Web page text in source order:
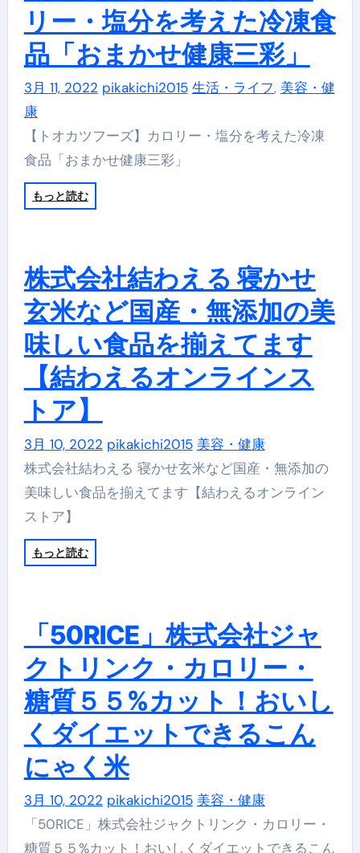
リー・塩分を考えた冷凍食
品「おまかせ健康三彩」
3月 11, 2022 pikakichi2015 生活・ライフ, 美容・健
康
【トオカツフーズ】カロリー・塩分を考えた冷凍
食品「おまかせ健康三彩」
もっと読む
株式会社結わえる 寝かせ
玄米など国産・無添加の美
味しい食品を揃えてます
【結わえるオンラインス
トア】
3月 10, 2022 pikakichi2015 美容・健康
株式会社結わえる 寝かせ玄米など国産・無添加の
美味しい食品を揃えてます【結わえるオンライン
ストア】
もっと読む
「50RICE」株式会社ジャ
クトリンク・カロリー・
糖質５５%カット！おいし
くダイエットできるこん
にゃく米
3月 10, 2022 pikakichi2015 美容・健康
「50RICE」株式会社ジャクトリンク・カロリー・
糖質５５%カット！おいしくダイエットできるこん